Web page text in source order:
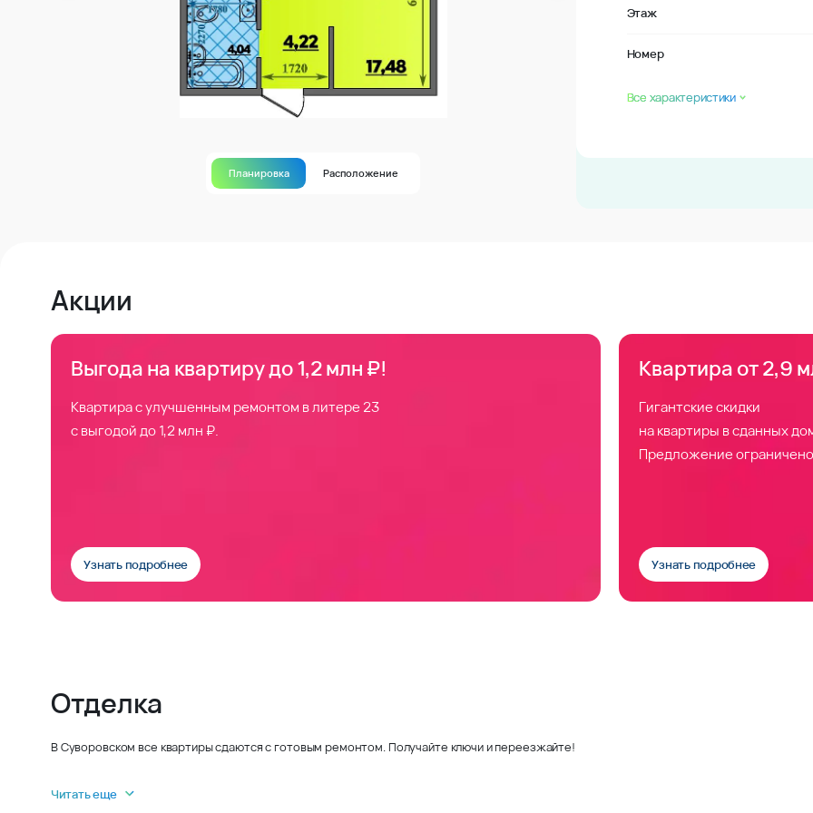
Планировка Расположение
Этаж
Номер
Все характеристики
Акции
Выгода на квартиру до 1,2 млн ₽!
Квартира с улучшенным ремонтом в литере 23
с выгодой до 1,2 млн ₽.
Узнать подробнее
Квартира от 2,9
Гигантские скидки
на квартиры в сданных
Предложение
Узнать подробнее
Отделка
В Суворовском все квартиры сдаются с готовым ремонтом. Получайте ключи и переезжайте!
Читать еще